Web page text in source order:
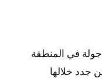
في المنطقة
جدد خلالها